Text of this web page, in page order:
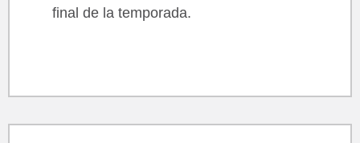
final de la temporada.